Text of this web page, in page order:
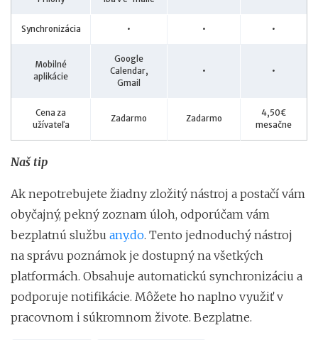
Synchronizácia • • •
Mobilné
aplikácie
Google
Calendar,
Gmail
• •
Cena za
užívateľa
Zadarmo Zadarmo
4,50€
mesačne
Naš tip
Ak nepotrebujete žiadny zložitý nástroj a postačí vám
obyčajný, pekný zoznam úloh, odporúčam vám
bezplatnú službu any.do. Tento jednoduchý nástroj
na správu poznámok je dostupný na všetkých
platformách. Obsahuje automatickú synchronizáciu a
podporuje notifikácie. Môžete ho naplno využiť v
pracovnom i súkromnom živote. Bezplatne.